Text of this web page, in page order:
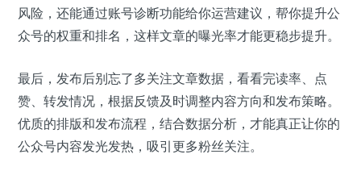
风险，还能通过账号诊断功能给你运营建议，帮你提升公
众号的权重和排名，这样文章的曝光率才能更稳步提升。
最后，发布后别忘了多关注文章数据，看看完读率、点
赞、转发情况，根据反馈及时调整内容方向和发布策略。
优质的排版和发布流程，结合数据分析，才能真正让你的
公众号内容发光发热，吸引更多粉丝关注。